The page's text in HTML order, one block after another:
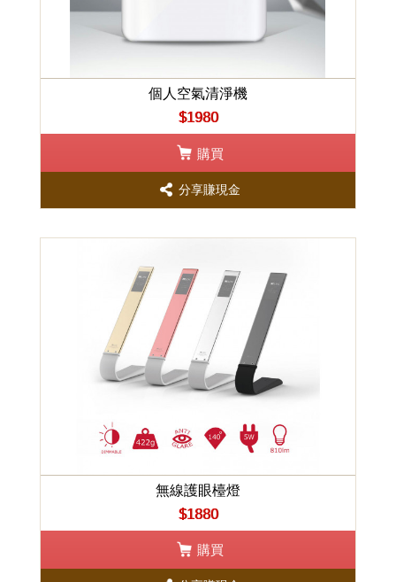
個人空氣清淨機
$1980
購買
分享賺現金
無線護眼檯燈
$1880
購買